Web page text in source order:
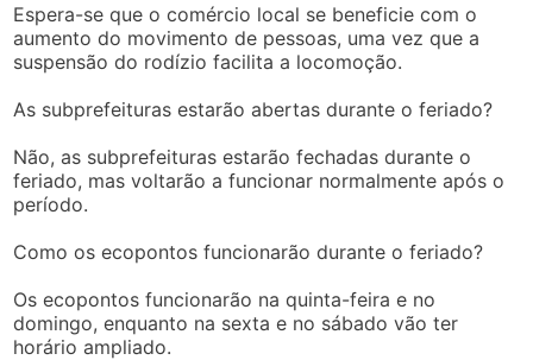
Espera-se que o comércio local se beneficie com o
aumento do movimento de pessoas, uma vez que a
suspensão do rodízio facilita a locomoção.
As subprefeituras estarão abertas durante o feriado?
Não, as subprefeituras estarão fechadas durante o
feriado, mas voltarão a funcionar normalmente após o
período.
Como os ecopontos funcionarão durante o feriado?
Os ecopontos funcionarão na quinta-feira e no
domingo, enquanto na sexta e no sábado vão ter
horário ampliado.